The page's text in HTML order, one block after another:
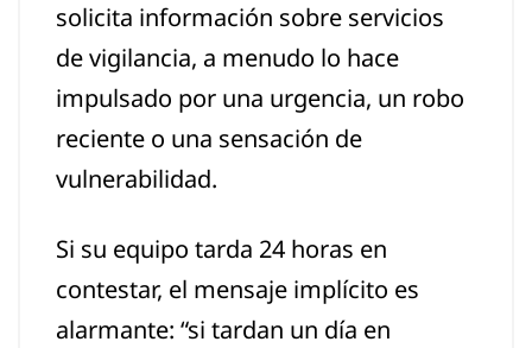
solicita información sobre servicios
de vigilancia, a menudo lo hace
impulsado por una urgencia, un robo
reciente o una sensación de
vulnerabilidad.
Si su equipo tarda 24 horas en
contestar, el mensaje implícito es
alarmante: “si tardan un día en